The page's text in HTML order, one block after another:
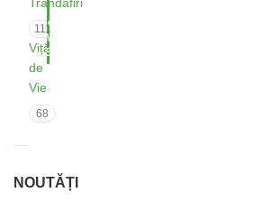
Trandafiri
111
Viță
de
Vie
68
NOUTĂȚI
P
r
i
n
s
d
MOMENTAN
INDISPONIBIL